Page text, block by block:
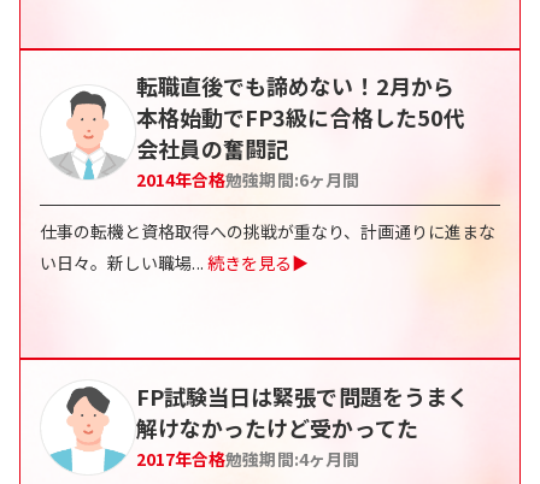
転職直後でも諦めない！2月から
本格始動でFP3級に合格した50代
会社員の奮闘記
2014年合格勉強期間:6ヶ月間
仕事の転機と資格取得への挑戦が重なり、計画通りに進まな
い日々。新しい職場... 続きを見る▶
FP試験当日は緊張で問題をうまく
解けなかったけど受かってた
2017年合格勉強期間:4ヶ月間